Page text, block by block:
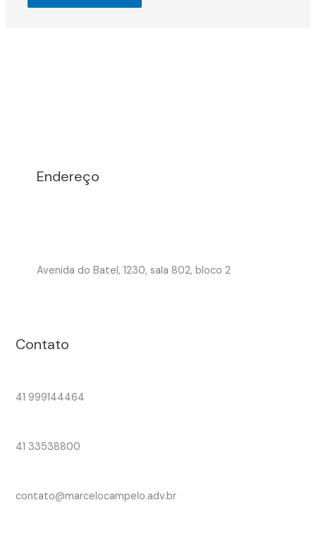
Endereço
Avenida do Batel, 1230, sala 802, bloco 2
Contato
41 999144464
41 33538800
contato@marcelocampelo.adv.br